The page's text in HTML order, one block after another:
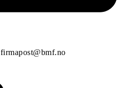
firmapost@bmf.no